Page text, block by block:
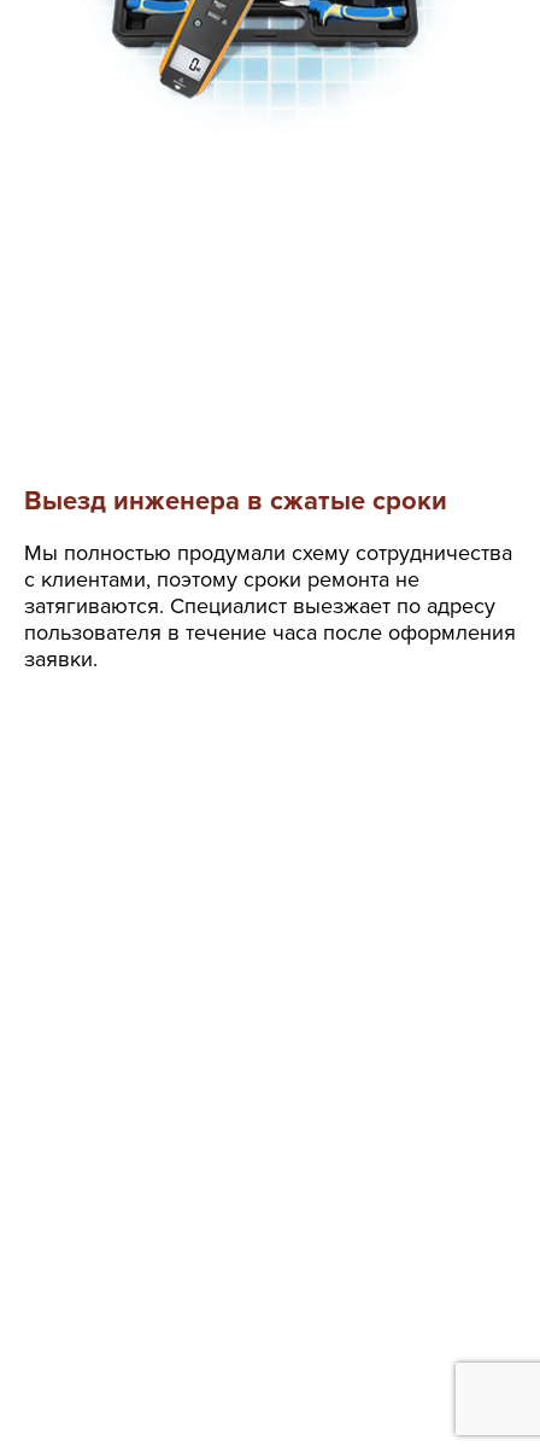
Выезд инженера в сжатые сроки
Мы полностью продумали схему сотрудничества
с клиентами, поэтому сроки ремонта не
затягиваются. Специалист выезжает по адресу
пользователя в течение часа после оформления
заявки.